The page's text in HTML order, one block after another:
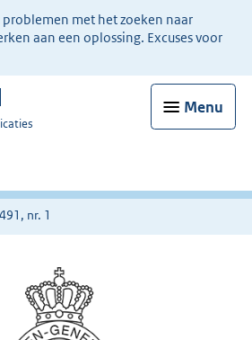
met het zoeken naar
aan een oplossing. Excuses voor
Menu
nr. 1